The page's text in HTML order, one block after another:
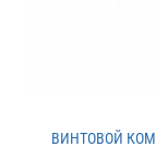
ВИНТОВОЙ